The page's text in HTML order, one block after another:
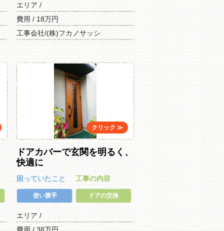
エリア /
費用 / 18万円
工事会社/(株)フカノサッシ
ドアカバーで玄関を明るく、
快適に
困っていたこと
使い勝手
工事の内容
ドアの交換
エリア /